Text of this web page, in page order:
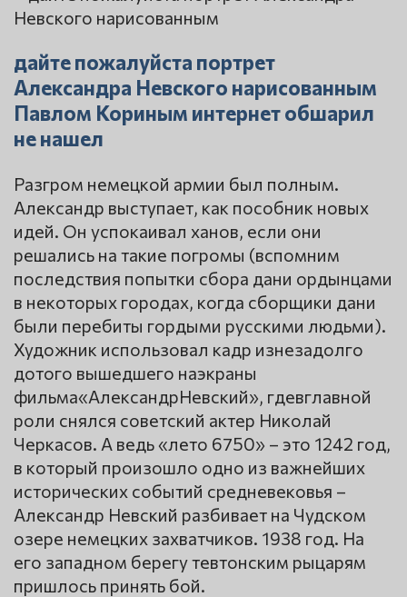
дайте пожалуйста портрет
Александра Невского нарисованным
Павлом Кориным интернет обшарил
не нашел
Разгром немецкой армии был полным.
Александр выступает, как пособник новых
идей. Он успокаивал ханов, если они
решались на такие погромы (вспомним
последствия попытки сбора дани ордынцами
в некоторых городах, когда сборщики дани
были перебиты гордыми русскими людьми).
Художник использовал кадр изнезадолго
дотого вышедшего наэкраны
фильма«АлександрНевский», гдевглавной
роли снялся советский актер Николай
Черкасов. А ведь «лето 6750» – это 1242 год,
в который произошло одно из важнейших
исторических событий средневековья –
Александр Невский разбивает на Чудском
озере немецких захватчиков. 1938 год. На
его западном берегу тевтонским рыцарям
пришлось принять бой.